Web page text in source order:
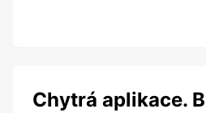
Chytrá aplikace.